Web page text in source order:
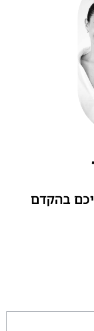
בהקדם